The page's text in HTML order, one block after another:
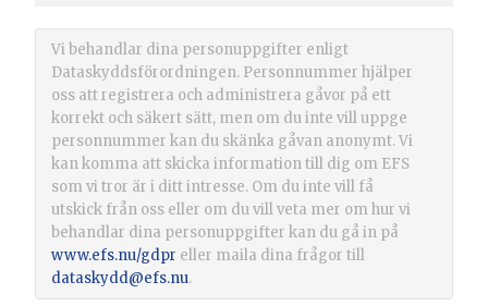
Vi behandlar dina personuppgifter enligt
Dataskyddsförordningen. Personnummer hjälper
oss att registrera och administrera gåvor på ett
korrekt och säkert sätt, men om du inte vill uppge
personnummer kan du skänka gåvan anonymt. Vi
kan komma att skicka information till dig om EFS
som vi tror är i ditt intresse. Om du inte vill få
utskick från oss eller om du vill veta mer om hur vi
behandlar dina personuppgifter kan du gå in på
www.efs.nu/gdpr eller maila dina frågor till
dataskydd@efs.nu.